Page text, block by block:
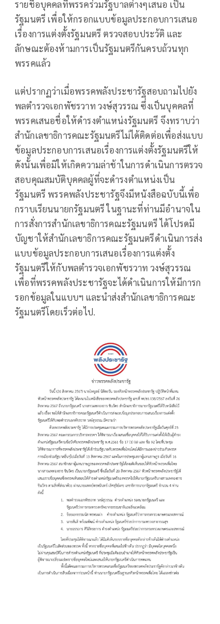
รายชื่อบุคคลที่พรรคร่วมรัฐบาลต่างๆเสนอ เป็น
รัฐมนตรี เพื่อให้กรอกแบบข้อมูลประกอบการเสนอ
เรื่องการแต่งตั้งรัฐมนตรี ตรวจสอบประว้ติ และ
ลักษณะต้องห้ามการเป็นรัฐมนตรีกันครบถ้วนทุก
พรรคแล้ว
แต่ปรากฏว่าเมื่อพรรคพลังประชารัฐสอบถามไปยัง
พลตำรวจเอกพัชรวาท วงษ์สุวรรณ ซึ่งเป็นบุคคลที่
พรรคเสนอชื่อให้ดำรงตำแหน่งรัฐมนตรี จึงทราบว่า
สำนักเลขาธิการคณะรัฐมนตรีไม่ได้ติดต่อเพื่อส่งแบบ
ข้อมูลประกอบการเสนอเรื่องการแต่งตั้งรัฐมนตรีให้
ดังนั้นเพื่อมิให้เกิดความล่าช้าในการดำเนินการตรวจ
สอบคุณสมบัติบุคคลผู้ที่จะดำรงตำแหน่งเป็น
รัฐมนตรี พรรคพลังประชารัฐจึงมีหนังสือฉบับนี้เพื่อ
กราบเรียนนายกรัฐมนตรี ในฐานะที่ท่านมีอำนาจใน
การสั่งการสำนักเลขาธิการคณะรัฐมนตรี ได้โปรดมี
บัญชาให้สำนักเลขาธิการคณะรัฐมนตรีดำเนินการส่ง
แบบข้อมูลประกอบการเสนอเรื่องการแต่งตั้ง
รัฐมนตรีให้กับพลตำรวจเอกพัชรวาท วงษ์สุวรรณ
เพื่อที่พรรคพลังประชารัฐจะได้ดำเนินการให้มีการก
รอกข้อมูลในแบบฯ และนำส่งสำนักเลขาธิการคณะ
รัฐมนตรีโดยเร็วต่อไป.